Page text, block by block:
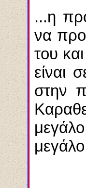
...η
να
του
είναι
στην